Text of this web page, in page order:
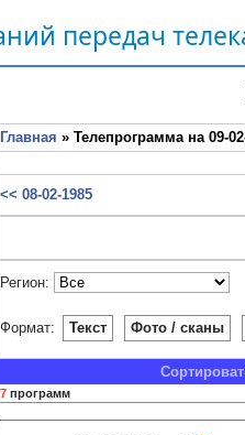
передач
Главная » Телепрограмма на 09-
<< 08-02-1985
Регион:
Формат: Текст Фото / сканы
программ